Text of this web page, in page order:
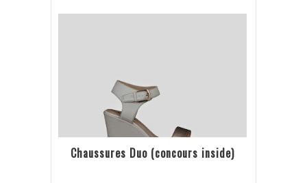
Chaussures Duo (concours inside)